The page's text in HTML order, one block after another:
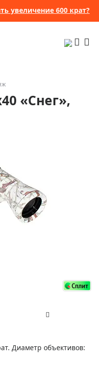
увеличение 600 крат?
«Снег»,
Диаметр объективов: